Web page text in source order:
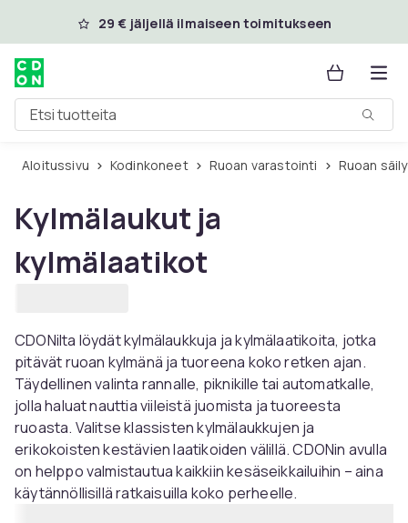
Ohita ja siirry pääsisältöön
29 € jäljellä ilmaiseen toimitukseen
Etsi tuotteita
Aloitussivu Kodinkoneet Ruoan varastointi Ruoan
Kylmälaukut ja
kylmälaatikot
CDONilta löydät kylmälaukkuja ja kylmälaatikoita, jotka
pitävät ruoan kylmänä ja tuoreena koko retken ajan.
Täydellinen valinta rannalle, piknikille tai automatkalle,
jolla haluat nauttia viileistä juomista ja tuoreesta
ruoasta. Valitse klassisten kylmälaukkujen ja
erikokoisten kestävien laatikoiden välillä. CDONin avulla
on helppo valmistautua kaikkiin kesäseikkailuihin – aina
käytännöllisillä ratkaisuilla koko perheelle.